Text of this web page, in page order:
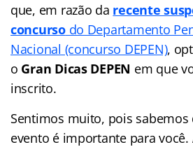
que, em razão da recente
concursodo Departamento
Nacional (concurso DEPEN),
o Gran Dicas DEPEN em que
inscrito.
Sentimos muito, pois sabemos
evento é importante para